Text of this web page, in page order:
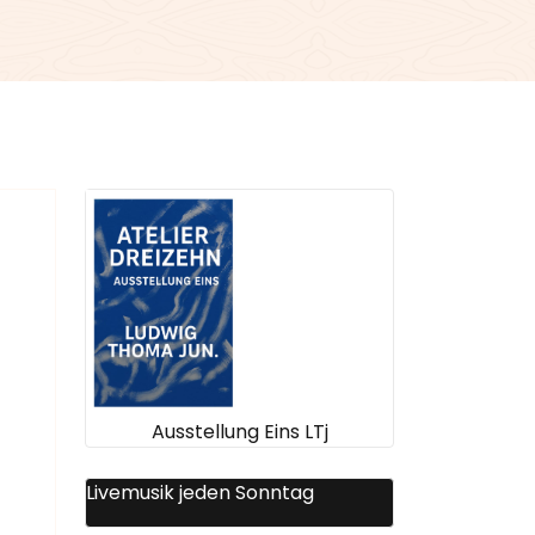
Ausstellung Eins LTj
Livemusik jeden Sonntag